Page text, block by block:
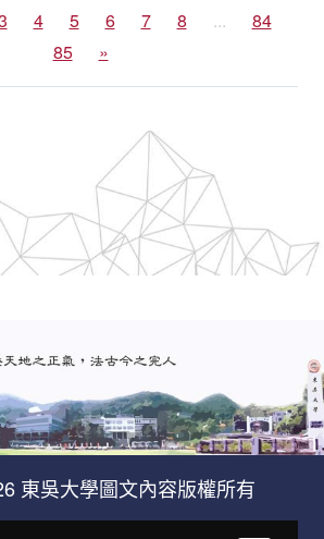
4 5 6 7 8 ...
84
85
»
東吳大學圖文內容版權所有